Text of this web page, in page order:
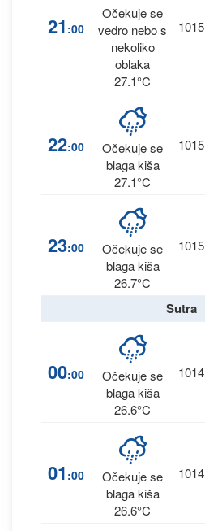
21 :00
Očekuje se
vedro nebo s
nekoliko
oblaka
27.1°C
1015
22:00
Očekuje se
blaga kiša
27.1°C
1015
23:00
Očekuje se
blaga kiša
26.7°C
1015
Sutra
00:00
Očekuje se
blaga kiša
26.6°C
1014
01 :00
Očekuje se
blaga kiša
26.6°C
1014